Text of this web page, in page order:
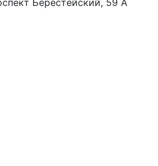
Берестейский, 59 А